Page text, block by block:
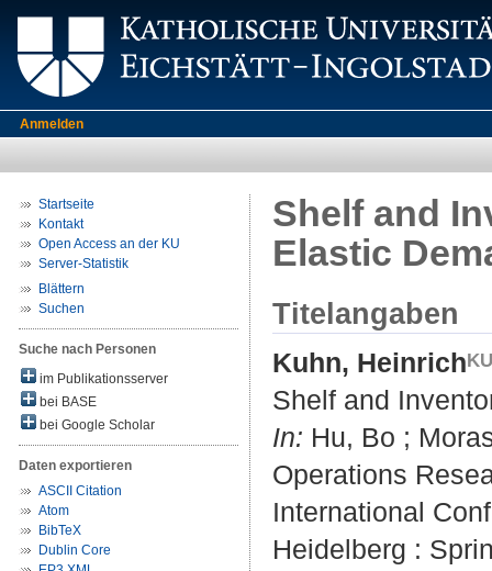
Anmelden
Startseite
Kontakt
Open Access an der KU
Server-Statistik
Blättern
Suchen
Suche nach Personen
im Publikationsserver
bei BASE
bei Google Scholar
Daten exportieren
ASCII Citation
Atom
BibTeX
Dublin Core
Shelf and
Elastic
Titelangaben
Kuhn, Heinrich
Shelf and
In: Hu, Bo ;
Operations
International
Heidelberg :